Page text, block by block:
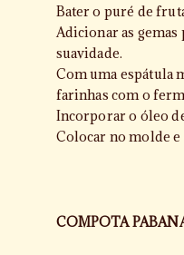
Bater o puré de
Adicionar as
suavidade.
Com uma espátula
farinhas com o
Incorporar o óleo
Colocar no molde e
COMPOTA